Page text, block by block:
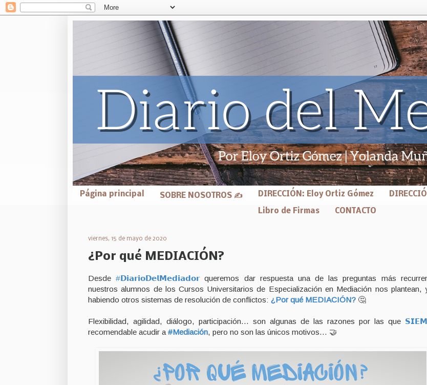
Página principal SOBRE NOSOTROS ✍ DIRECCIÓN: Eloy Ortiz Gómez
Libro de Firmas CONTACTO
viernes, 15 de mayo de 2020
¿Por qué MEDIACIÓN?
Desde#𝗗𝗶𝗮𝗿𝗶𝗼𝗗𝗲𝗹𝗠𝗲𝗱𝗶𝗮𝗱𝗼𝗿queremos dar respuesta una de las preguntas más
nuestros alumnos de los Cursos Universitarios de Especialización en Mediación nos plantean,
habiendo otros sistemas de resolución de conflictos: ¿Por qué MEDIACIÓN? 🤔
Flexibilidad, agilidad, diálogo, participación... son algunas de las razones por las que
recomendable acudir a #Mediación, pero no son las únicos motivos... 🤝